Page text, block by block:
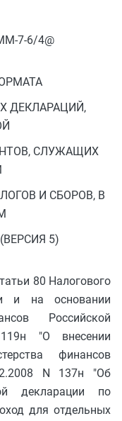
7-6/4@
ДЕКЛАРАЦИЙ,
СЛУЖАЩИХ
И СБОРОВ, В
5)
80 Налогового
и на основании
Российской
"О внесении
финансов
N 137н "Об
декларации по
для отдельных